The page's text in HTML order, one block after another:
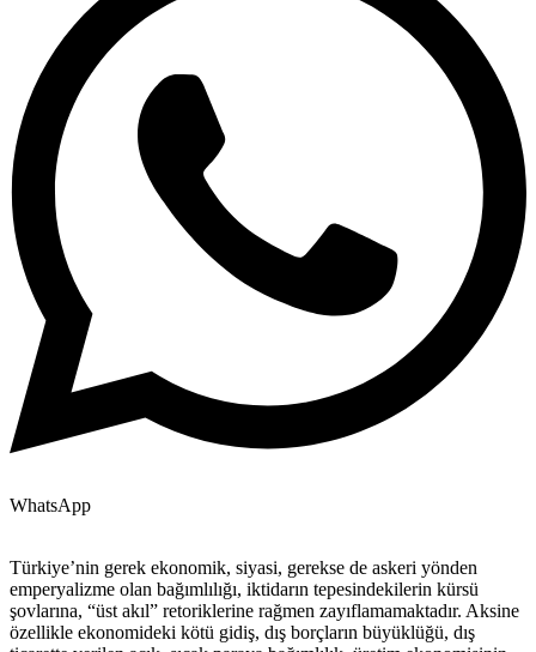
WhatsApp
Türkiye’nin gerek ekonomik, siyasi, gerekse de askeri yönden
emperyalizme olan bağımlılığı, iktidarın tepesindekilerin kürsü
şovlarına, “üst akıl” retoriklerine rağmen zayıflamamaktadır. Aksine
özellikle ekonomideki kötü gidiş, dış borçların büyüklüğü, dış